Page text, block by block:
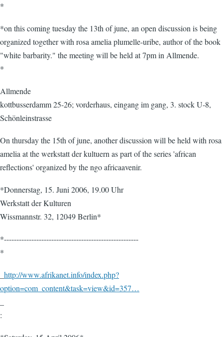
*
*on this coming tuesday the 13th of june, an open discussion is being
organized together with rosa amelia plumelle-uribe, author of the book
"white barbarity." the meeting will be held at 7pm in Allmende.
*
Allmende
kottbusserdamm 25-26; vorderhaus, eingang im gang, 3. stock U-8,
Schönleinstrasse
On thursday the 15th of june, another discussion will be held with rosa
amelia at the werkstatt der kultuern as part of the series 'african
reflections' organized by the ngo africaavenir.
*Donnerstag, 15. Juni 2006, 19.00 Uhr
Werkstatt der Kulturen
Wissmannstr. 32, 12049 Berlin*
*------------------------------------------------------
*
http://www.afrikanet.info/index.php?
option=com_content&task=view&id=357…
: